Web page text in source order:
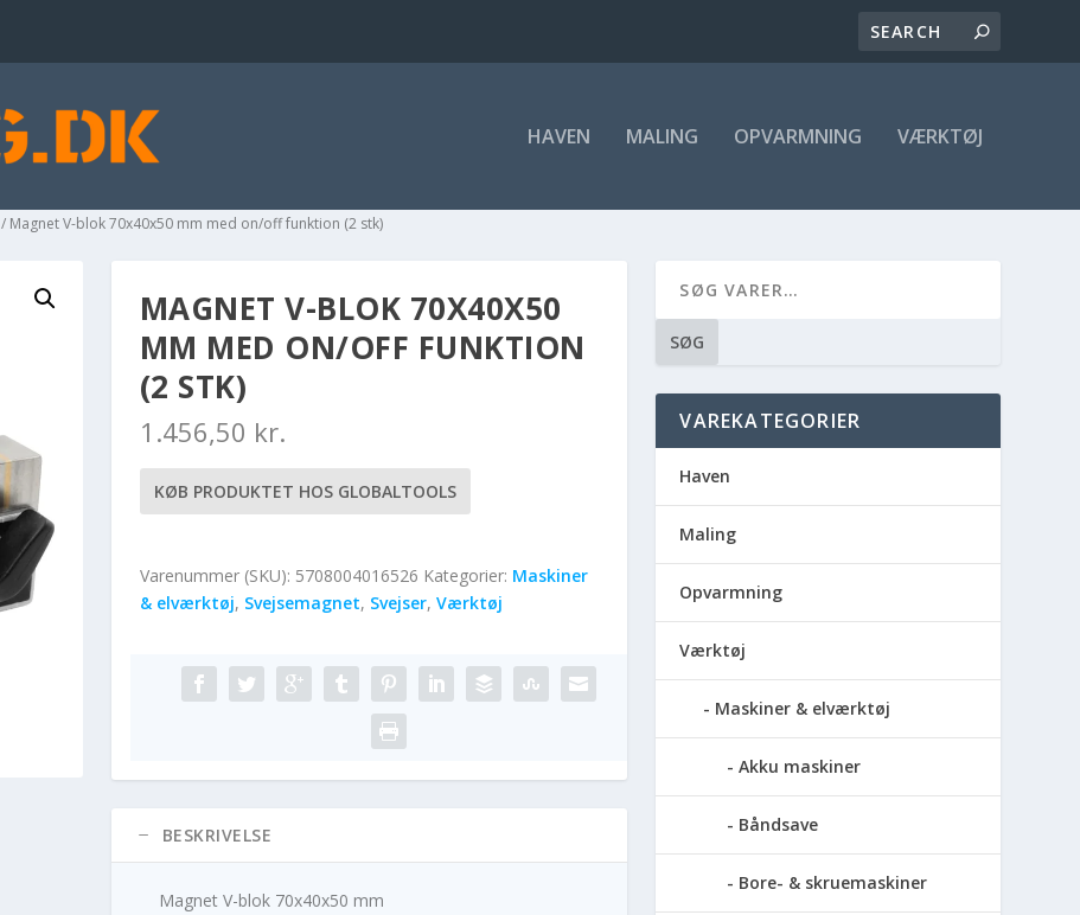
HAVEN MALING OPVARMNING VÆRKTØJ
/ Magnet V-blok 70x40x50 mm med on/off funktion (2 stk)
MAGNET V-BLOK 70X40X50
MM MED ON/OFF FUNKTION
(2 STK)
1.456,50 kr.
KØB PRODUKTET HOS GLOBALTOOLS
Varenummer (SKU): 5708004016526 Kategorier: Maskiner
& elværktøj, Svejsemagnet, Svejser, Værktøj
BESKRIVELSE
Magnet V-blok 70x40x50 mm
SØG
VAREKATEGORIER
Haven
Maling
Opvarmning
Værktøj
Maskiner & elværktøj
Akku maskiner
Båndsave
Bore- & skruemaskiner